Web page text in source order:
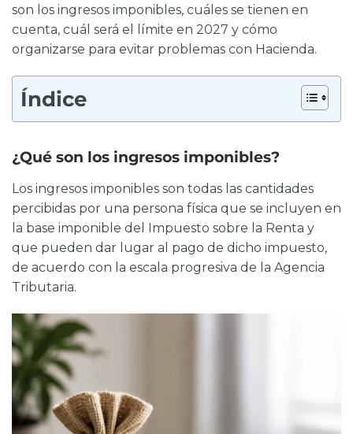
son los ingresos imponibles, cuáles se tienen en
cuenta, cuál será el límite en 2027 y cómo
organizarse para evitar problemas con Hacienda.
Índice
¿Qué son los ingresos imponibles?
Los ingresos imponibles son todas las cantidades
percibidas por una persona física que se incluyen en
la base imponible del Impuesto sobre la Renta y
que pueden dar lugar al pago de dicho impuesto,
de acuerdo con la escala progresiva de la Agencia
Tributaria.